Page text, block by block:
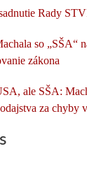
Rady
so „SŠA“
zákona
ale SŠA:
za chyby